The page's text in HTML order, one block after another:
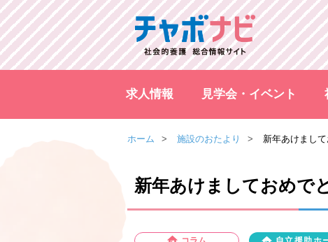
求人情報 見学会・イベント
ホーム 施設のおたより 新年あけまして
新年あけましておめで